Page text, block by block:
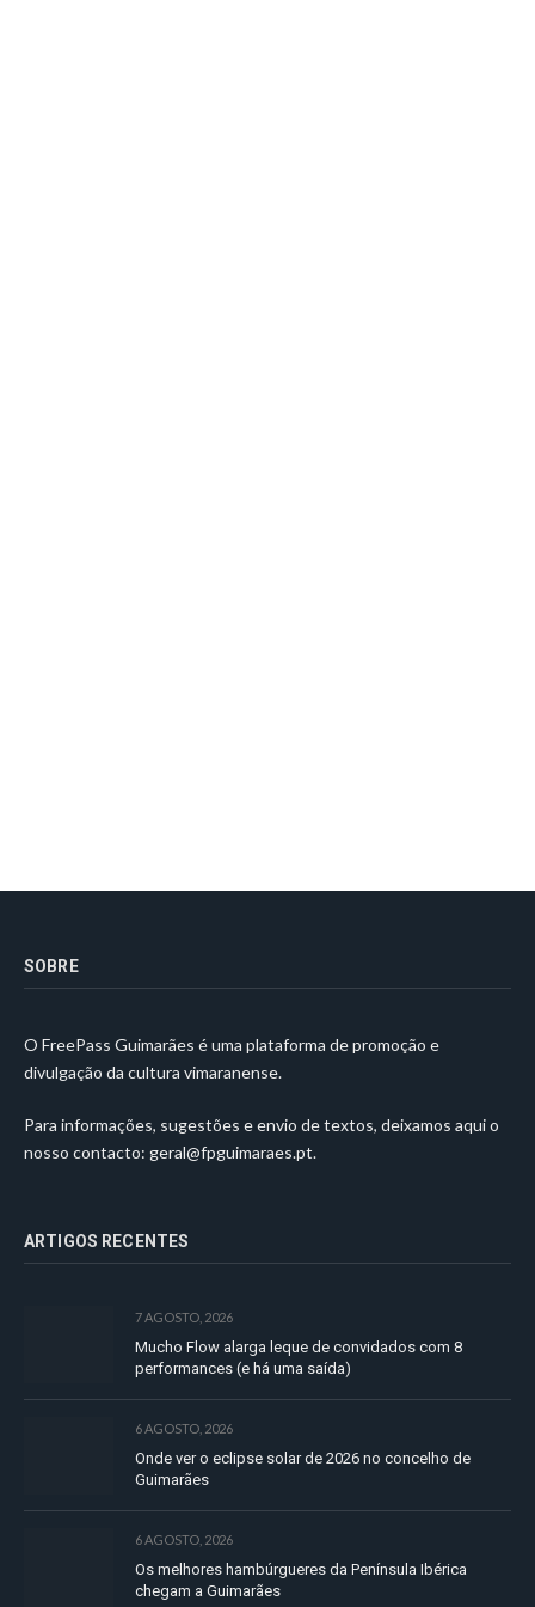
SOBRE
O FreePass Guimarães é uma plataforma de promoção e
divulgação da cultura vimaranense.
Para informações, sugestões e envio de textos, deixamos aqui o
nosso contacto: geral@fpguimaraes.pt.
ARTIGOS RECENTES
7 AGOSTO, 2026
Mucho Flow alarga leque de convidados com 8
performances (e há uma saída)
6 AGOSTO, 2026
Onde ver o eclipse solar de 2026 no concelho de
Guimarães
6 AGOSTO, 2026
Os melhores hambúrgueres da Península Ibérica
chegam a Guimarães